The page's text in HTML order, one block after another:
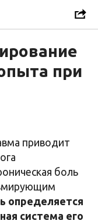
при
приводит
боль
определяется
система его